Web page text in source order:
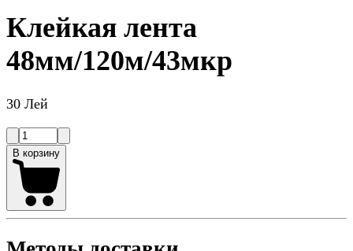
Клейкая лента
48мм/120м/43мкр
30 Лей
В корзину